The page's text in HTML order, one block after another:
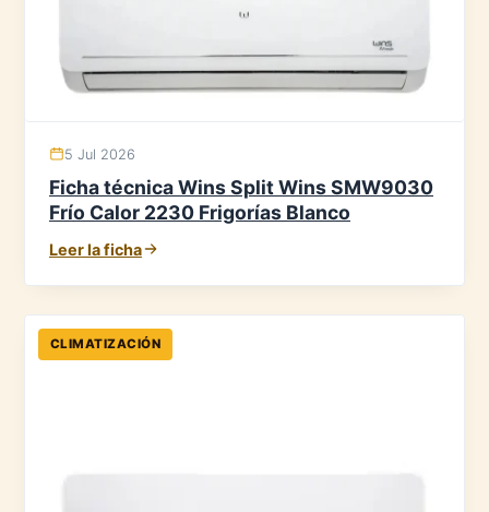
5 Jul 2026
Ficha técnica Wins Split Wins SMW9030
Frío Calor 2230 Frigorías Blanco
Leer la ficha
CLIMATIZACIÓN